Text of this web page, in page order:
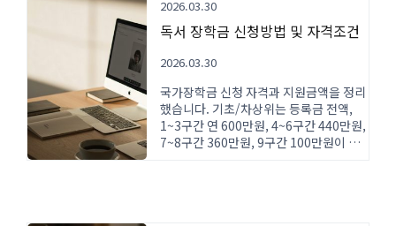
2026.03.30
독서 장학금 신청방법 및 자격조건
2026.03.30
국가장학금 신청 자격과 지원금액을 정리
했습니다. 기초/차상위는 등록금 전액,
1~3구간 연 600만원, 4~6구간 440만원,
7~8구간 360만원, 9구간 100만원이 지